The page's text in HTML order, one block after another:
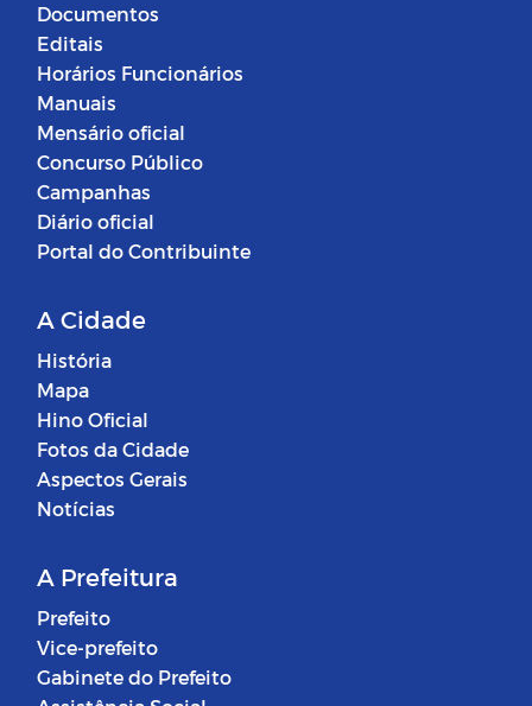
Documentos
Editais
Horários Funcionários
Manuais
Mensário oficial
Concurso Público
Campanhas
Diário oficial
Portal do Contribuinte
A Cidade
História
Mapa
Hino Oficial
Fotos da Cidade
Aspectos Gerais
Notícias
A Prefeitura
Prefeito
Vice-prefeito
Gabinete do Prefeito